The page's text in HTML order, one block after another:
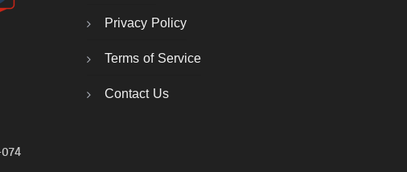
Privacy Policy
Terms of Service
Contact Us